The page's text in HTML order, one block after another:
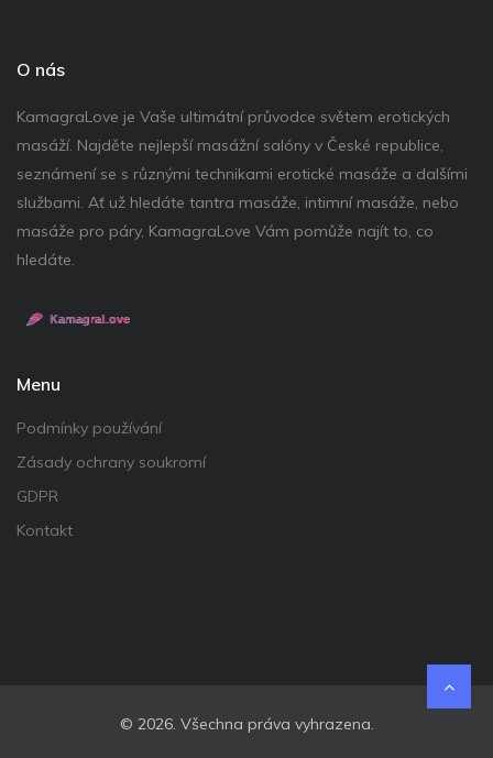
O nás
KamagraLove je Vaše ultimátní průvodce světem erotických
masáží. Najděte nejlepší masážní salóny v České republice,
seznámení se s různými technikami erotické masáže a dalšími
službami. Ať už hledáte tantra masáže, intimní masáže, nebo
masáže pro páry, KamagraLove Vám pomůže najít to, co
hledáte.
Menu
Podmínky používání
Zásady ochrany soukromí
GDPR
Kontakt
© 2026. Všechna práva vyhrazena.